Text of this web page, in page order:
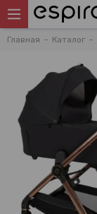
Главная Каталог